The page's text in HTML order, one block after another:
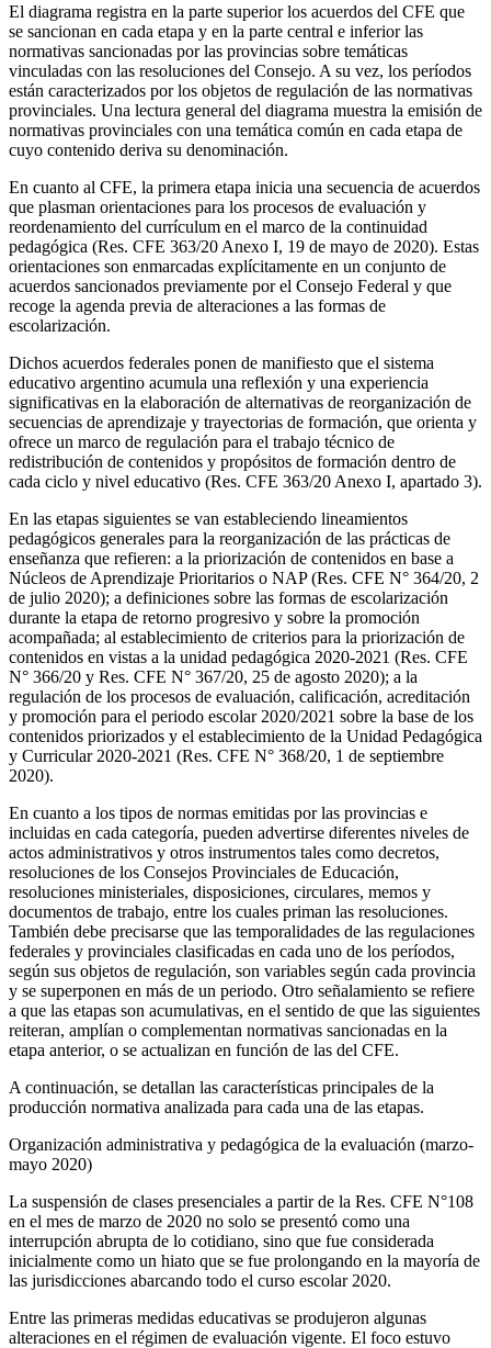
El diagrama registra en la parte superior los acuerdos del CFE que
se sancionan en cada etapa y en la parte central e inferior las
normativas sancionadas por las provincias sobre temáticas
vinculadas con las resoluciones del Consejo. A su vez, los períodos
están caracterizados por los objetos de regulación de las normativas
provinciales. Una lectura general del diagrama muestra la emisión de
normativas provinciales con una temática común en cada etapa de
cuyo contenido deriva su denominación.
En cuanto al CFE, la primera etapa inicia una secuencia de acuerdos
que plasman orientaciones para los procesos de evaluación y
reordenamiento del currículum en el marco de la continuidad
pedagógica (Res. CFE 363/20 Anexo I, 19 de mayo de 2020). Estas
orientaciones son enmarcadas explícitamente en un conjunto de
acuerdos sancionados previamente por el Consejo Federal y que
recoge la agenda previa de alteraciones a las formas de
escolarización.
Dichos acuerdos federales ponen de manifiesto que el sistema
educativo argentino acumula una reflexión y una experiencia
significativas en la elaboración de alternativas de reorganización de
secuencias de aprendizaje y trayectorias de formación, que orienta y
ofrece un marco de regulación para el trabajo técnico de
redistribución de contenidos y propósitos de formación dentro de
cada ciclo y nivel educativo (Res. CFE 363/20 Anexo I, apartado 3).
En las etapas siguientes se van estableciendo lineamientos
pedagógicos generales para la reorganización de las prácticas de
enseñanza que refieren: a la priorización de contenidos en base a
Núcleos de Aprendizaje Prioritarios o NAP (Res. CFE N° 364/20, 2
de julio 2020); a definiciones sobre las formas de escolarización
durante la etapa de retorno progresivo y sobre la promoción
acompañada; al establecimiento de criterios para la priorización de
contenidos en vistas a la unidad pedagógica 2020-2021 (Res. CFE
N° 366/20 y Res. CFE N° 367/20, 25 de agosto 2020); a la
regulación de los procesos de evaluación, calificación, acreditación
y promoción para el periodo escolar 2020/2021 sobre la base de los
contenidos priorizados y el establecimiento de la Unidad Pedagógica
y Curricular 2020-2021 (Res. CFE N° 368/20, 1 de septiembre
2020).
En cuanto a los tipos de normas emitidas por las provincias e
incluidas en cada categoría, pueden advertirse diferentes niveles de
actos administrativos y otros instrumentos tales como decretos,
resoluciones de los Consejos Provinciales de Educación,
resoluciones ministeriales, disposiciones, circulares, memos y
documentos de trabajo, entre los cuales priman las resoluciones.
También debe precisarse que las temporalidades de las regulaciones
federales y provinciales clasificadas en cada uno de los períodos,
según sus objetos de regulación, son variables según cada provincia
y se superponen en más de un periodo. Otro señalamiento se refiere
a que las etapas son acumulativas, en el sentido de que las siguientes
reiteran, amplían o complementan normativas sancionadas en la
etapa anterior, o se actualizan en función de las del CFE.
A continuación, se detallan las características principales de la
producción normativa analizada para cada una de las etapas.
Organización administrativa y pedagógica de la evaluación (marzo-
mayo 2020)
La suspensión de clases presenciales a partir de la Res. CFE N°108
en el mes de marzo de 2020 no solo se presentó como una
interrupción abrupta de lo cotidiano, sino que fue considerada
inicialmente como un hiato que se fue prolongando en la mayoría de
las jurisdicciones abarcando todo el curso escolar 2020.
Entre las primeras medidas educativas se produjeron algunas
alteraciones en el régimen de evaluación vigente. El foco estuvo